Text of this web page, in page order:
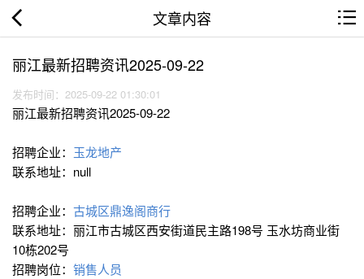
文章内容
丽江最新招聘资讯2025-09-22
发布时间：2025-09-22 01:30:01
丽江最新招聘资讯2025-09-22
招聘企业： 玉龙地产
联系地址：null
招聘企业： 古城区鼎逸阁商行
联系地址：丽江市古城区西安街道民主路198号 玉水坊商业街
10栋202号
招聘岗位： 销售人员